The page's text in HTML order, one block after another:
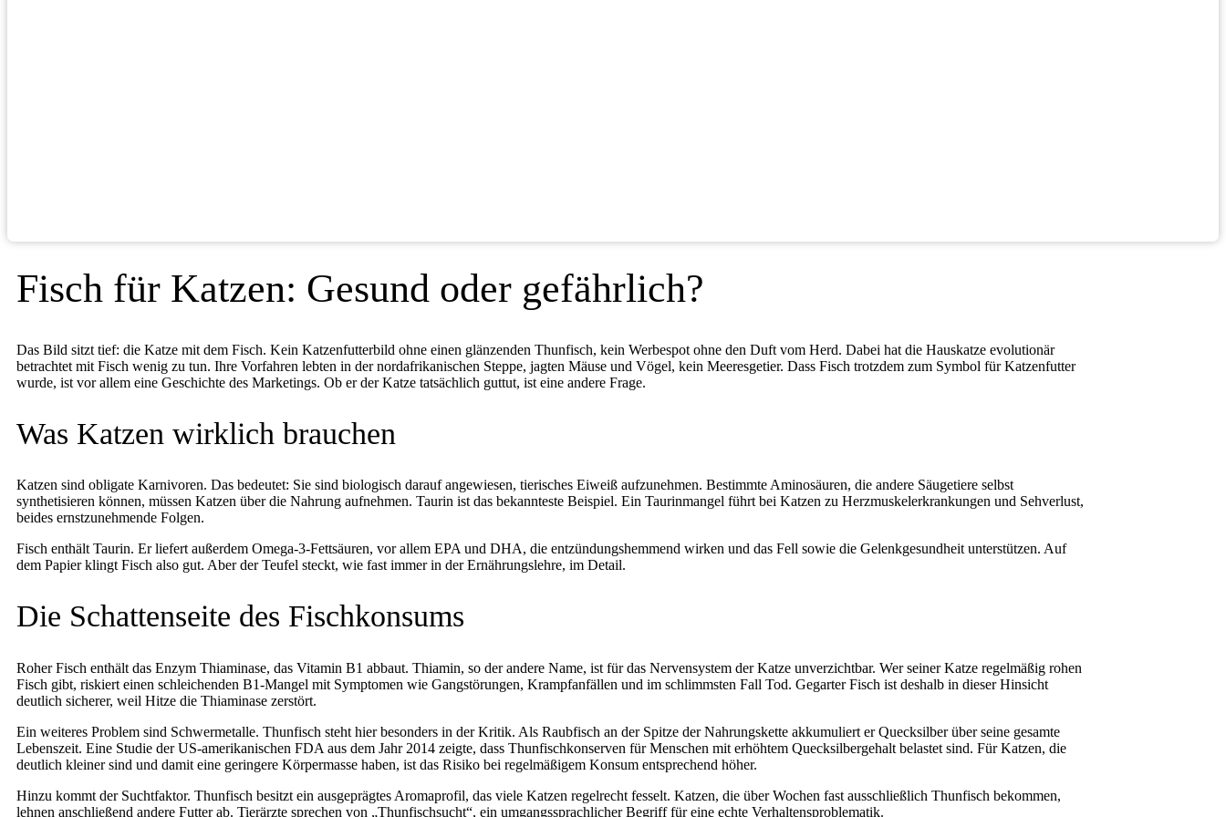
Fisch für Katzen: Gesund oder gefährlich?
Das Bild sitzt tief: die Katze mit dem Fisch. Kein Katzenfutterbild ohne einen glänzenden Thunfisch, kein Werbespot ohne den Duft vom Herd. Dabei hat die Hauskatze evolutionär
betrachtet mit Fisch wenig zu tun. Ihre Vorfahren lebten in der nordafrikanischen Steppe, jagten Mäuse und Vögel, kein Meeresgetier. Dass Fisch trotzdem zum Symbol für Katzenfutter
wurde, ist vor allem eine Geschichte des Marketings. Ob er der Katze tatsächlich guttut, ist eine andere Frage.
Was Katzen wirklich brauchen
Katzen sind obligate Karnivoren. Das bedeutet: Sie sind biologisch darauf angewiesen, tierisches Eiweiß aufzunehmen. Bestimmte Aminosäuren, die andere Säugetiere selbst
synthetisieren können, müssen Katzen über die Nahrung aufnehmen. Taurin ist das bekannteste Beispiel. Ein Taurinmangel führt bei Katzen zu Herzmuskelerkrankungen und Sehverlust,
beides ernstzunehmende Folgen.
Fisch enthält Taurin. Er liefert außerdem Omega-3-Fettsäuren, vor allem EPA und DHA, die entzündungshemmend wirken und das Fell sowie die Gelenkgesundheit unterstützen. Auf
dem Papier klingt Fisch also gut. Aber der Teufel steckt, wie fast immer in der Ernährungslehre, im Detail.
Die Schattenseite des Fischkonsums
Roher Fisch enthält das Enzym Thiaminase, das Vitamin B1 abbaut. Thiamin, so der andere Name, ist für das Nervensystem der Katze unverzichtbar. Wer seiner Katze regelmäßig rohen
Fisch gibt, riskiert einen schleichenden B1-Mangel mit Symptomen wie Gangstörungen, Krampfanfällen und im schlimmsten Fall Tod. Gegarter Fisch ist deshalb in dieser Hinsicht
deutlich sicherer, weil Hitze die Thiaminase zerstört.
Ein weiteres Problem sind Schwermetalle. Thunfisch steht hier besonders in der Kritik. Als Raubfisch an der Spitze der Nahrungskette akkumuliert er Quecksilber über seine gesamte
Lebenszeit. Eine Studie der US-amerikanischen FDA aus dem Jahr 2014 zeigte, dass Thunfischkonserven für Menschen mit erhöhtem Quecksilbergehalt belastet sind. Für Katzen, die
deutlich kleiner sind und damit eine geringere Körpermasse haben, ist das Risiko bei regelmäßigem Konsum entsprechend höher.
Hinzu kommt der Suchtfaktor. Thunfisch besitzt ein ausgeprägtes Aromaprofil, das viele Katzen regelrecht fesselt. Katzen, die über Wochen fast ausschließlich Thunfisch bekommen,
lehnen anschließend andere Futter ab. Tierärzte sprechen von „Thunfischsucht“, ein umgangssprachlicher Begriff für eine echte Verhaltensproblematik.